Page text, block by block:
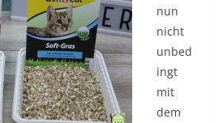
nun
nicht
unbed
ingt
mit
dem